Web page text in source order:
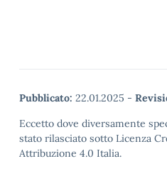
Pubblicato: 22.01.2025 -
Eccetto dove diversamente
stato rilasciato sotto Licenza
Attribuzione 4.0 Italia.